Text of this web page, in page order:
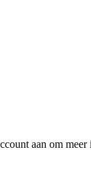
aan om meer